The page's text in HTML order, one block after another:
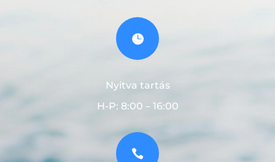

Nyitva tartás
H-P: 8:00 – 16:00
